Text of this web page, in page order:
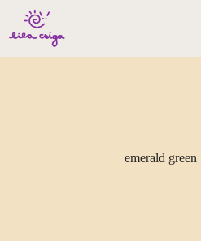
content
emerald green